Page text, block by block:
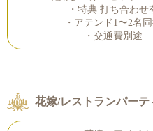
・特典 打ち合わせ
・アテンド1〜2名
・交通費別途
花嫁/レストランパーテ